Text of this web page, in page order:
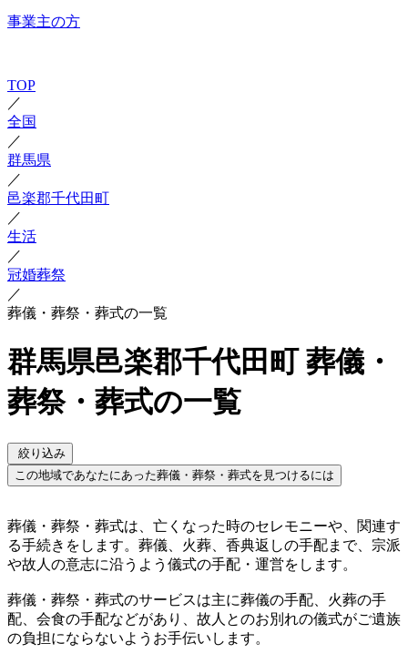
事業主の方
TOP
／
全国
／
群馬県
／
邑楽郡千代田町
／
生活
／
冠婚葬祭
／
葬儀・葬祭・葬式の一覧
群馬県邑楽郡千代田町 葬儀・
葬祭・葬式の一覧
絞り込み
この地域であなたにあった葬儀・葬祭・葬式を見つけるには
葬儀・葬祭・葬式は、亡くなった時のセレモニーや、関連す
る手続きをします。葬儀、火葬、香典返しの手配まで、宗派
や故人の意志に沿うよう儀式の手配・運営をします。
葬儀・葬祭・葬式のサービスは主に葬儀の手配、火葬の手
配、会食の手配などがあり、故人とのお別れの儀式がご遺族
の負担にならないようお手伝いします。